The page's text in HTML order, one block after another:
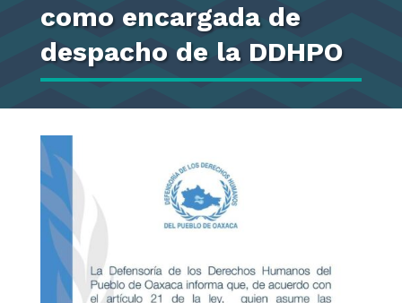
como encargada de
despacho de la DDHPO